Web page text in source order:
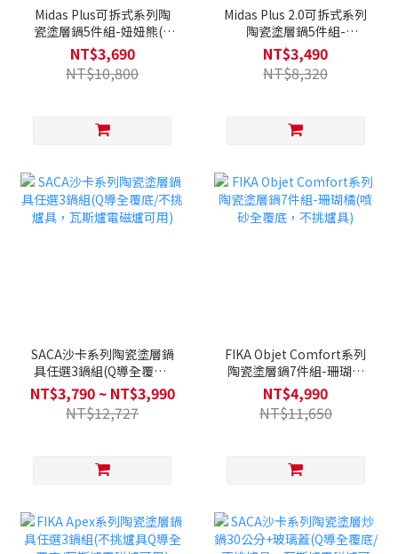
Midas Plus可拆式系列陶
瓷塗層鍋5件組-妞妞熊(Q
導全覆底-不挑爐具/IH爐
可用)
NT$3,690
NT$10,800
Midas Plus 2.0可拆式系列
陶瓷塗層鍋5件組-
Chouchou(Q導全覆底/IH
爐可用，不挑爐具)
NT$3,490
NT$8,320
SACA沙卡系列陶瓷塗層鍋
具任選3鍋組(Q導全覆底/
不挑爐具，瓦斯爐電磁爐
可用)
NT$3,790 ~ NT$3,990
NT$12,727
FIKA Objet Comfort系列
陶瓷塗層鍋7件組-珊瑚橘
(噴砂全覆底，不挑爐具)
NT$4,990
NT$11,650